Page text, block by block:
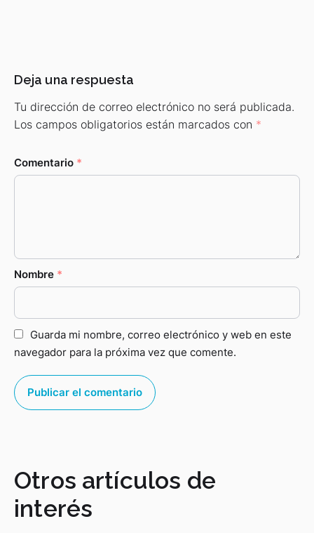
Deja una respuesta
Tu dirección de correo electrónico no será publicada.
Los campos obligatorios están marcados con *
Comentario *
Nombre *
Guarda mi nombre, correo electrónico y web en este
navegador para la próxima vez que comente.
Otros artículos de
interés